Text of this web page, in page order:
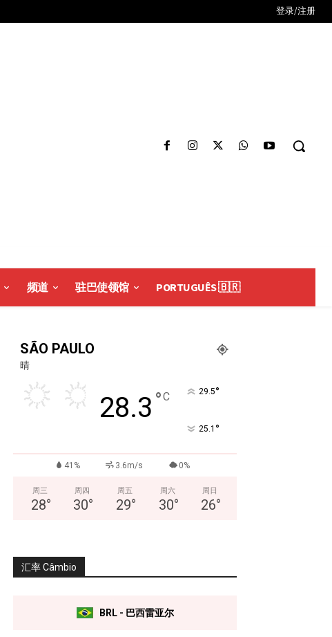
登录/注册
频道 驻巴使领馆 PORTUGUÊS 🇧🇷
SÃO PAULO
晴
28.3 °C 29.5°
25.1 °
41% 3.6m/s 0%
周三
28°
周四
30°
周五
29°
周六
30°
周日
26°
汇率 Câmbio
BRL - 巴西雷亚尔